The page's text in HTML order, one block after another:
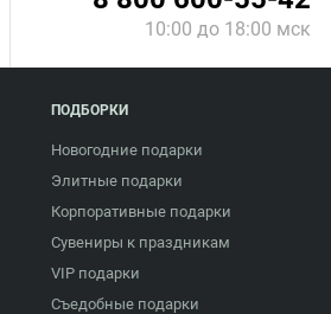
10:00 до 18:00 мск
ПОДБОРКИ
Новогодние подарки
Элитные подарки
Корпоративные подарки
Сувениры к праздникам
VIP подарки
Съедобные подарки